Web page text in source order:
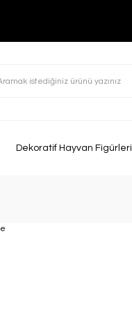
Dekoratif Hayvan Figürleri